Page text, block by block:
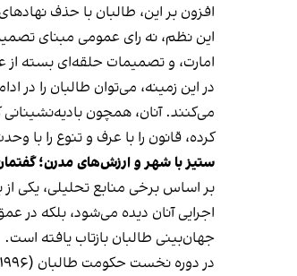
افزون بر این، طالبان با حذف
این نظم، نه رای عمومی مبنای
امارت، و تصمیمات حلقه‌ای بسته
در این زمینه، می‌توان طالبان را
می‌کنند. آنان، همچون
کرده، قانون را با عرف و تنوع را با
ستیز با شهر و ارزش‌های مدرن؛
بر اساس برخی منابع تحلیلی، یکی
اجرایی آنان دیده می‌شود، بلکه در
جهان‌بینی طالبان بازتاب یافته است.